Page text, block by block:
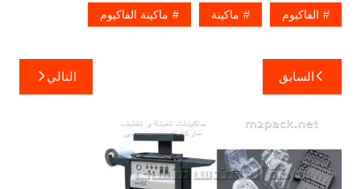
الفاكيوم ماكينة ماكينة الفاكيوم
تصفّح
المقالات
السابق التالي